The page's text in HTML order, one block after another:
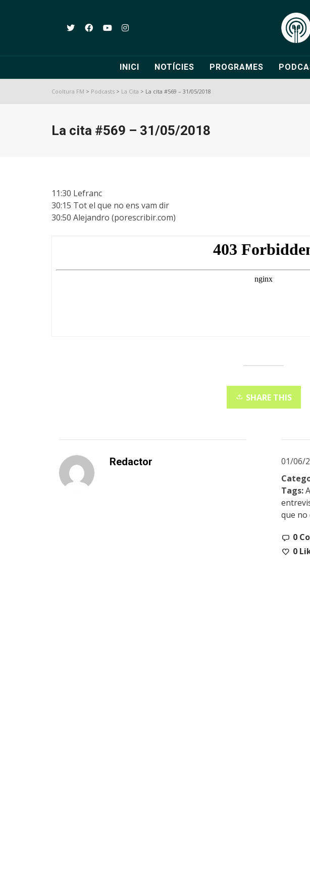
INICI NOTÍCIES PROGRAMES
Cooltura FM > Podcasts > La Cita > La cita #569 – 31/05/2018
La cita #569 – 31/05/2018
11:30 Lefranc
30:15 Tot el que no ens vam dir
30:50 Alejandro (porescribir.com)
SHARE THIS
Redactor
01/06/
Tags:
que no
0
0